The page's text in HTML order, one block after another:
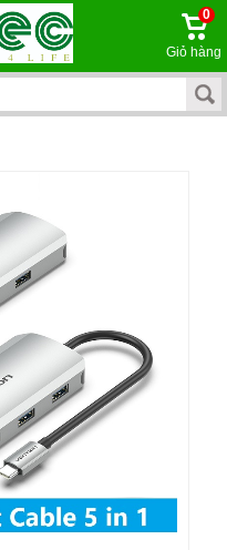
0
Giỏ hàng